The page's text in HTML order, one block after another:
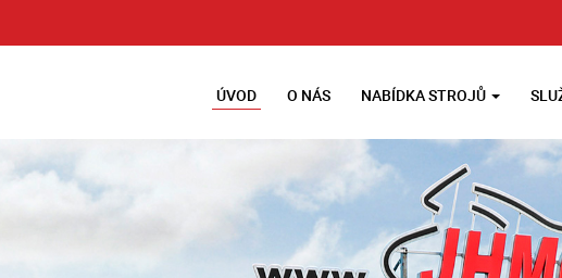
ÚVOD O NÁS NABÍDKA STROJŮ